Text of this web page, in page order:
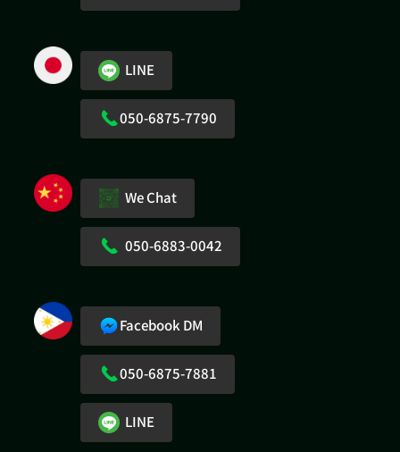
LINE
050-6875-7790
We Chat
050-6883-0042
Facebook DM
050-6875-7881
LINE